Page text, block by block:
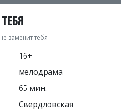
заменит тебя
16+
мелодрама
65 мин.
Свердловская